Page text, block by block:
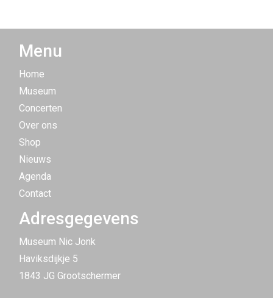
Menu
Home
Museum
Concerten
Over ons
Shop
Nieuws
Agenda
Contact
Adresgegevens
Museum Nic Jonk
Haviksdijkje 5
1843 JG Grootschermer